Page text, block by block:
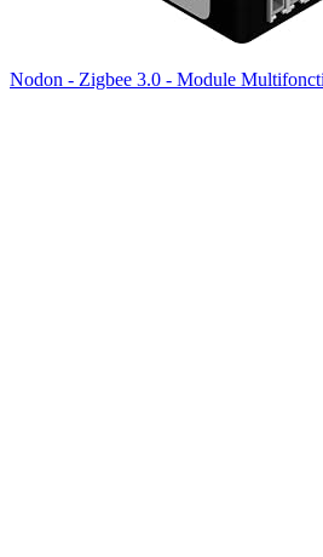
Nodon - Zigbee 3.0 - Module